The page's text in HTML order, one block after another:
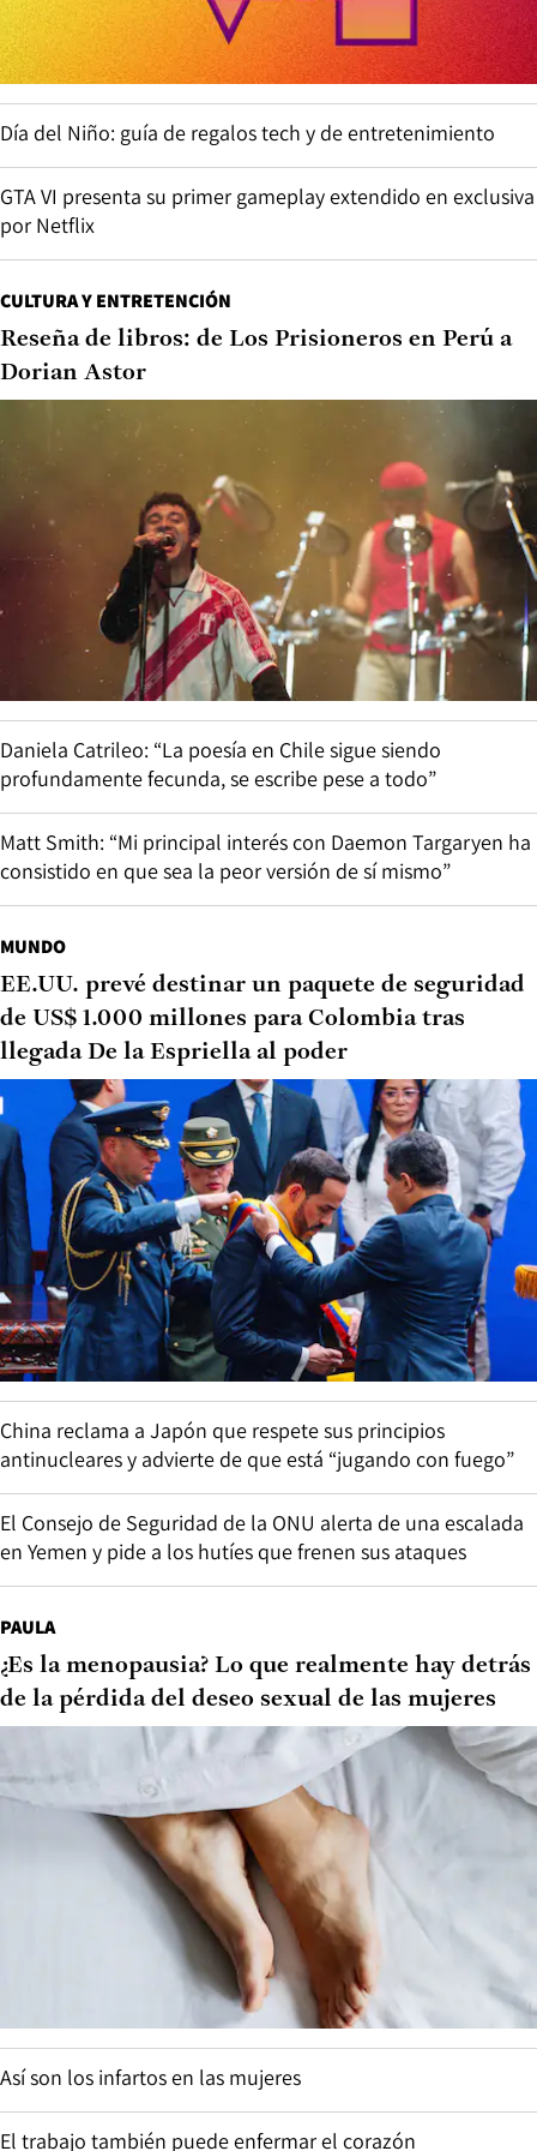
Día del Niño: guía de regalos tech y de entretenimiento
GTA VI presenta su primer gameplay extendido en exclusiva
por Netflix
CULTURA Y ENTRETENCIÓN
Reseña de libros: de Los Prisioneros en Perú a
Dorian Astor
Daniela Catrileo: “La poesía en Chile sigue siendo
profundamente fecunda, se escribe pese a todo”
Matt Smith: “Mi principal interés con Daemon Targaryen ha
consistido en que sea la peor versión de sí mismo”
MUNDO
EE.UU. prevé destinar un paquete de seguridad
de US$ 1.000 millones para Colombia tras
llegada De la Espriella al poder
China reclama a Japón que respete sus principios
antinucleares y advierte de que está “jugando con fuego”
El Consejo de Seguridad de la ONU alerta de una escalada
en Yemen y pide a los hutíes que frenen sus ataques
PAULA
¿Es la menopausia? Lo que realmente hay detrás
de la pérdida del deseo sexual de las mujeres
Así son los infartos en las mujeres
El trabajo también puede enfermar el corazón